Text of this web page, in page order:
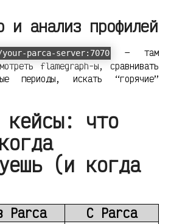
и анализ профилей
parca-server:7070
— там
flamegraph-ы, сравнивать
периоды, искать “горячие”
кейсы: что
(и когда
Parca С Parca